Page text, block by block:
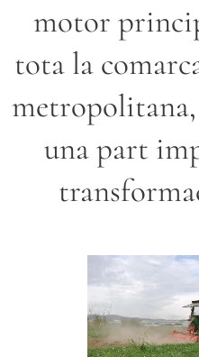
motor
tota la
metropolitana,
una part